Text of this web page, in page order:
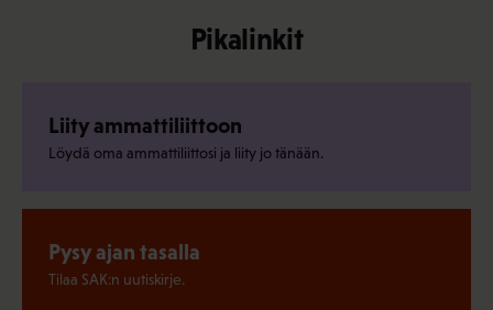
Pikalinkit
Liity ammattiliittoon
Löydä oma ammattiliittosi ja liity jo tänään.
Pysy ajan tasalla
Tilaa SAK:n uutiskirje.